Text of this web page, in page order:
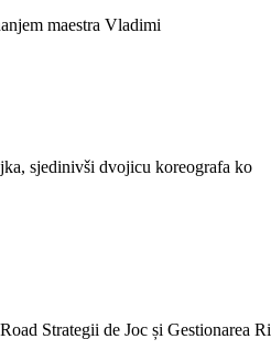
maestra Vladimi
sjedinivši dvojicu koreografa ko
Strategii de Joc și Gestionarea Ri